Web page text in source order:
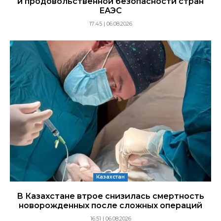
ЕАЭС
17:45 | 06.08.2026
Казахстан
В Казахстане втрое снизилась смертность
новорожденных после сложных операций
16:51 | 06.08.2026